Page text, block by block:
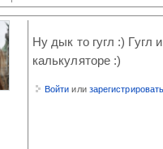
Ну дык то гугл :) Гугл и
калькуляторе :)
Войти или